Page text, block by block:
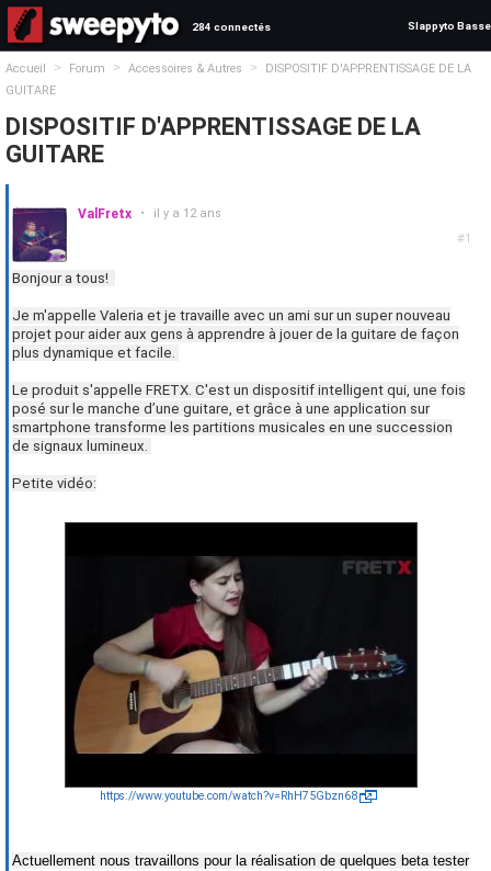
284 connectés Slappyto Basse
Accueil > Forum > Accessoires & Autres >
DISPOSITIF D'APPRENTISSAGE DE LA
GUITARE
DISPOSITIF D'APPRENTISSAGE DE LA
GUITARE
#1
ValFretx • il y a 12 ans
Bonjour a tous!
Je m'appelle Valeria et je travaille avec un ami sur un super nouveau
projet pour aider aux gens à apprendre à jouer de la guitare de façon
plus dynamique et facile.
Le produit s'appelle FRETX. C'est un dispositif intelligent qui, une fois
posé sur le manche d’une guitare, et grâce à une application sur
smartphone transforme les partitions musicales en une succession
de signaux lumineux.
Petite vidéo:
https://www.youtube.com/watch?v=RhH75Gbzn68
Actuellement nous travaillons pour la réalisation de quelques beta tester